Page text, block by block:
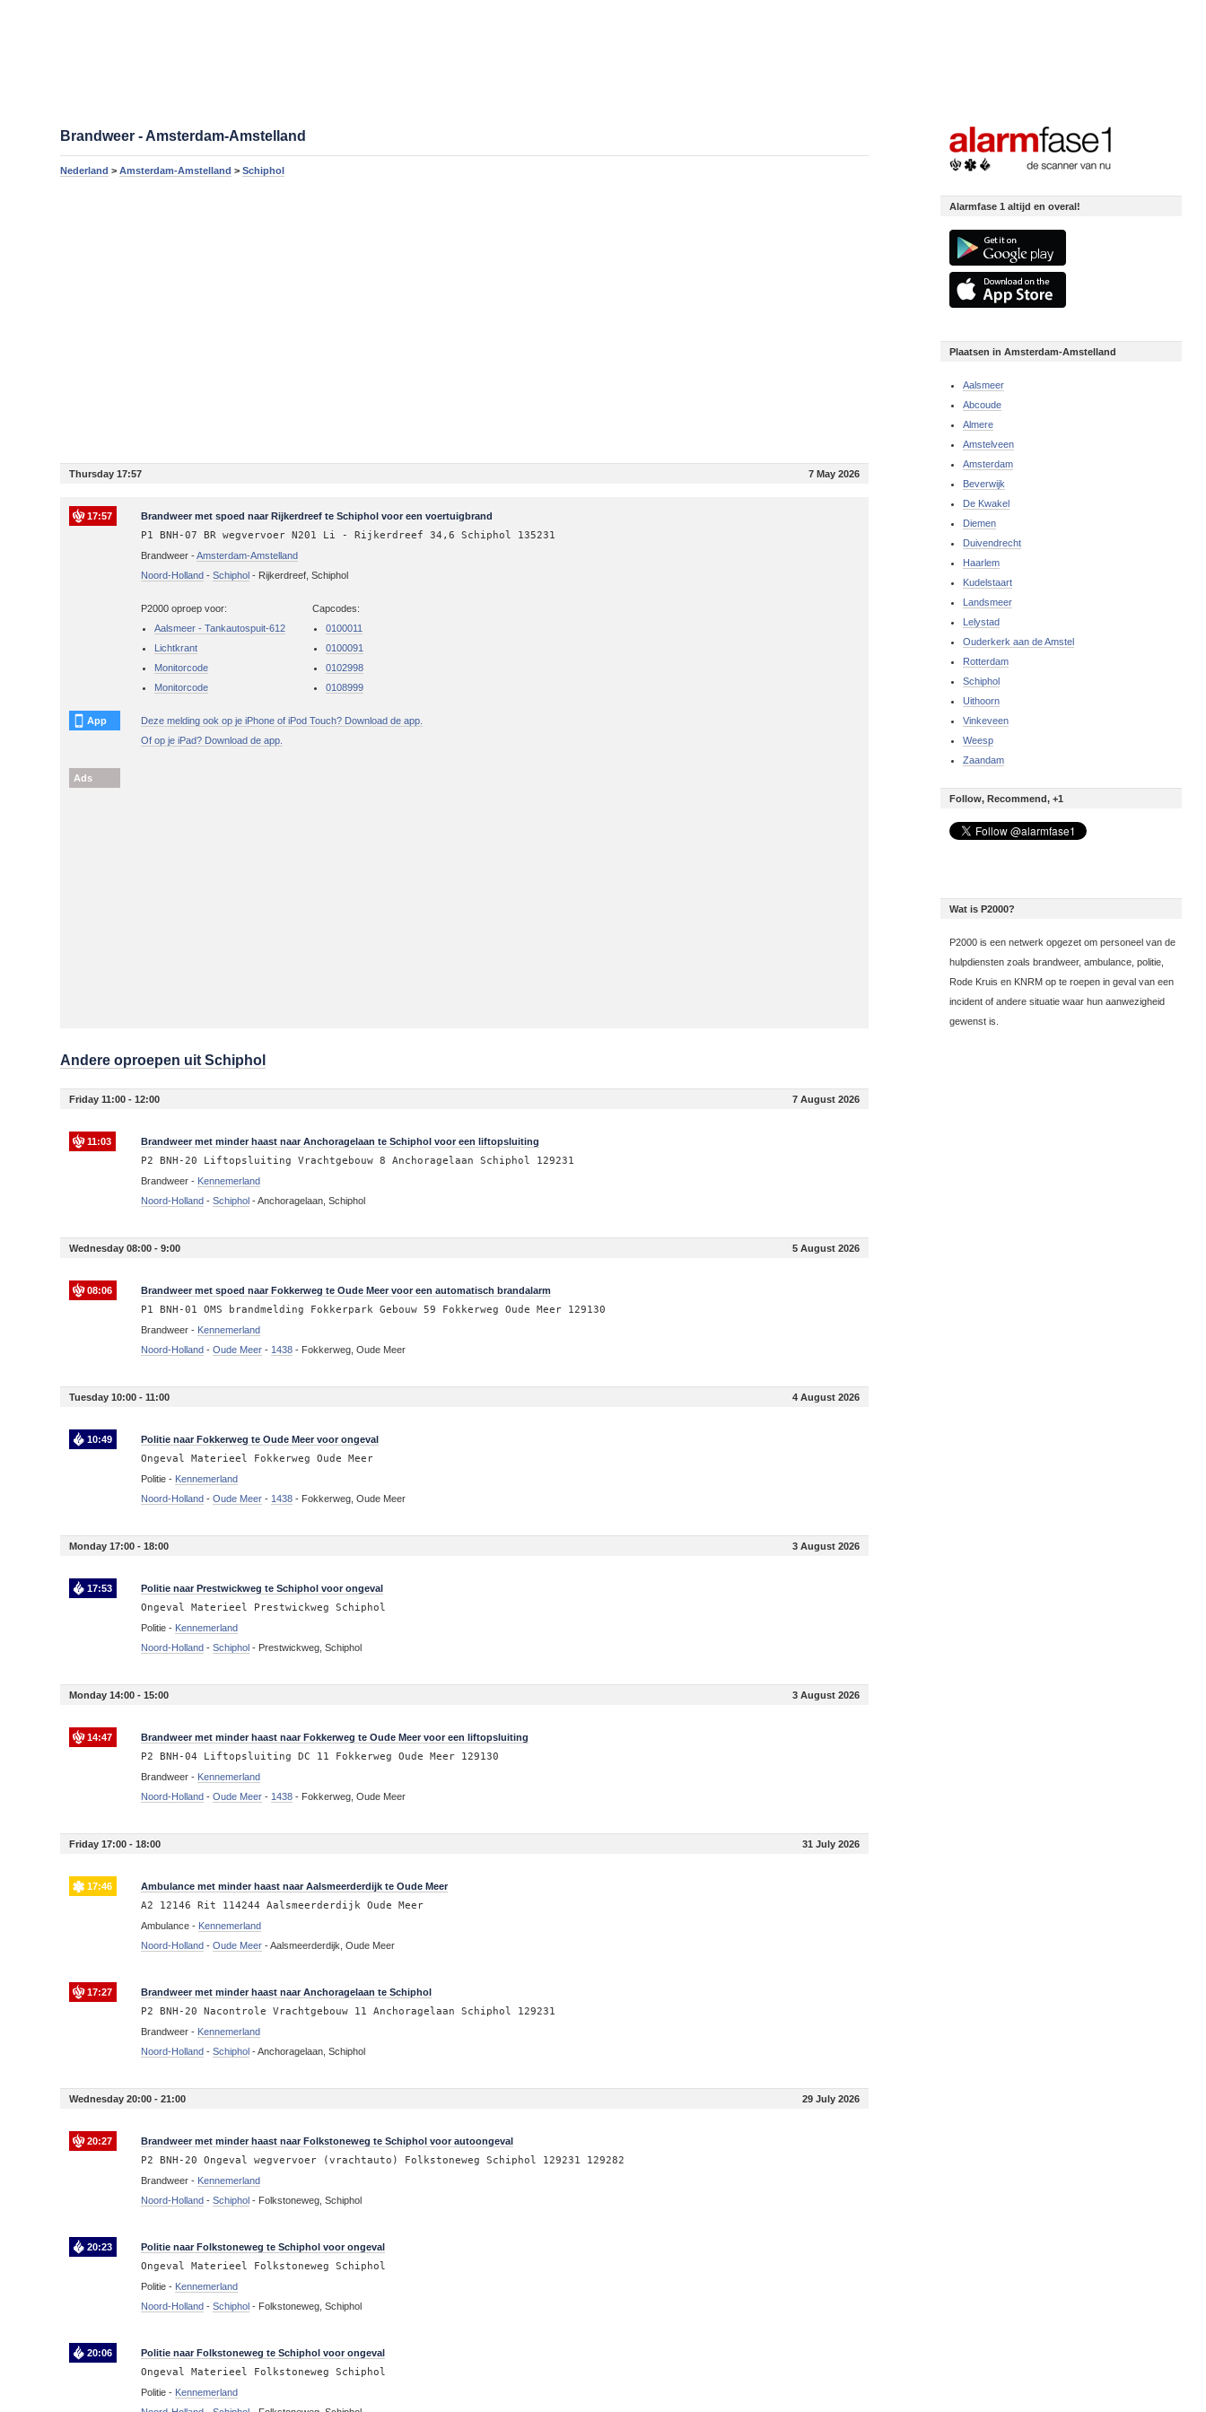
Brandweer - Amsterdam-Amstelland
Nederland >Amsterdam-Amstelland >Schiphol
Thursday 17:57 7 May 2026
17:57 Brandweer met spoed naar Rijkerdreef te Schiphol voor een voertuigbrand
P1 BNH-07 BR wegvervoer N201 Li - Rijkerdreef 34,6 Schiphol 135231
Brandweer -Amsterdam-Amstelland
Noord-Holland -Schiphol - Rijkerdreef, Schiphol
P2000 oproep voor:
Aalsmeer - Tankautospuit-612
Lichtkrant
Monitorcode
Monitorcode
Capcodes:
0100011
0100091
0102998
0108999
App
Deze melding ook op je iPhone of iPod Touch? Download de app.
Of op je iPad? Download de app.
Ads
Andere oproepen uit Schiphol
Friday 11:00 - 12:00 7 August 2026
11:03 Brandweer met minder haast naar Anchoragelaan te Schiphol voor een liftopsluiting
P2 BNH-20 Liftopsluiting Vrachtgebouw 8 Anchoragelaan Schiphol 129231
Brandweer - Kennemerland
Noord-Holland -Schiphol -Anchoragelaan, Schiphol
Wednesday 08:00 - 9:00 5 August 2026
08:06 Brandweer met spoed naar Fokkerweg te Oude Meer voor een automatisch brandalarm
P1 BNH-01 OMS brandmelding Fokkerpark Gebouw 59 Fokkerweg Oude Meer 129130
Brandweer - Kennemerland
Noord-Holland -Oude Meer - 1438 - Fokkerweg, Oude Meer
Tuesday 10:00 - 11:00 4 August 2026
10:49 Politie naar Fokkerweg te Oude Meer voor ongeval
Ongeval Materieel Fokkerweg Oude Meer
Politie - Kennemerland
Noord-Holland -Oude Meer - 1438 - Fokkerweg, Oude Meer
Monday 17:00 - 18:00 3 August 2026
17:53 Politie naar Prestwickweg te Schiphol voor ongeval
Ongeval Materieel Prestwickweg Schiphol
Politie - Kennemerland
Noord-Holland -Schiphol - Prestwickweg, Schiphol
Monday 14:00 - 15:00 3 August 2026
14:47 Brandweer met minder haast naar Fokkerweg te Oude Meer voor een liftopsluiting
P2 BNH-04 Liftopsluiting DC 11 Fokkerweg Oude Meer 129130
Brandweer - Kennemerland
Noord-Holland -Oude Meer - 1438 - Fokkerweg, Oude Meer
Friday 17:00 - 18:00 31 July 2026
17:46 Ambulance met minder haast naar Aalsmeerderdijk te Oude Meer
A2 12146 Rit 114244 Aalsmeerderdijk Oude Meer
Ambulance - Kennemerland
Noord-Holland -Oude Meer -Aalsmeerderdijk, Oude Meer
17:27 Brandweer met minder haast naar Anchoragelaan te Schiphol
P2 BNH-20 Nacontrole Vrachtgebouw 11 Anchoragelaan Schiphol 129231
Brandweer - Kennemerland
Noord-Holland -Schiphol -Anchoragelaan, Schiphol
Wednesday 20:00 - 21:00 29 July 2026
20:27 Brandweer met minder haast naar Folkstoneweg te Schiphol voor autoongeval
P2 BNH-20 Ongeval wegvervoer (vrachtauto) Folkstoneweg Schiphol 129231 129282
Brandweer - Kennemerland
Noord-Holland -Schiphol - Folkstoneweg, Schiphol
20:23 Politie naar Folkstoneweg te Schiphol voor ongeval
Ongeval Materieel Folkstoneweg Schiphol
Politie - Kennemerland
Noord-Holland -Schiphol - Folkstoneweg, Schiphol
20:06 Politie naar Folkstoneweg te Schiphol voor ongeval
Ongeval Materieel Folkstoneweg Schiphol
Politie - Kennemerland
Alarmfase 1 altijd en overal!
Plaatsen in Amsterdam-Amstelland
Aalsmeer
Abcoude
Almere
Amstelveen
Amsterdam
Beverwijk
De Kwakel
Diemen
Duivendrecht
Haarlem
Kudelstaart
Landsmeer
Lelystad
Ouderkerk aan de Amstel
Rotterdam
Schiphol
Uithoorn
Vinkeveen
Weesp
Zaandam
Follow, Recommend, +1
Wat is P2000?
P2000 is een netwerk opgezet om personeel van de
hulpdiensten zoals brandweer, ambulance, politie,
Rode Kruis en KNRM op te roepen in geval van een
incident of andere situatie waar hun aanwezigheid
gewenst is.